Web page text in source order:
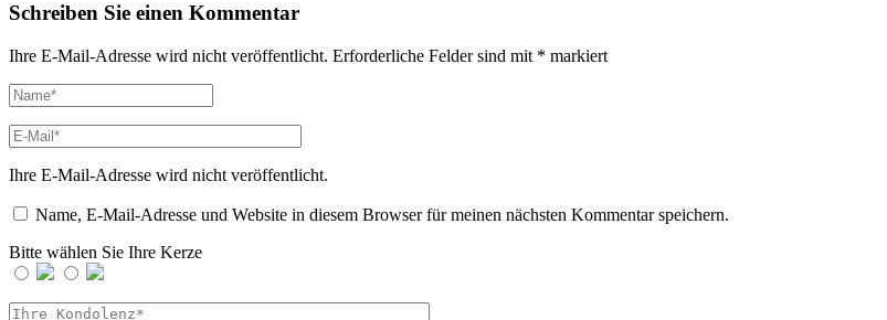
Schreiben Sie einen Kommentar
Ihre E-Mail-Adresse wird nicht veröffentlicht. Erforderliche Felder sind mit * markiert
Ihre E-Mail-Adresse wird nicht veröffentlicht.
Name, E-Mail-Adresse und Website in diesem Browser für meinen nächsten Kommentar speichern.
Bitte wählen Sie Ihre Kerze